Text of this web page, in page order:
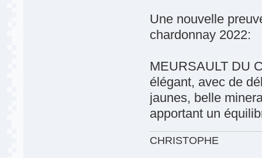
Une nouvelle
chardonnay 2022:
MEURSAULT DU
élégant, avec de
jaunes, belle
apportant un
CHRISTOPHE